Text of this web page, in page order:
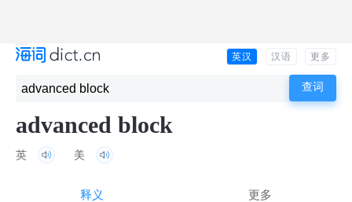
英汉 汉语 更多
advanced block
英 美
释义 更多